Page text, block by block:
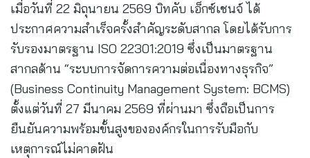
เมื่อวันที่ 22 มิถุนายน 2569 บิทคับ เอ็กซ์เชนจ์ ได้
ประกาศความสำเร็จครั้งสำคัญระดับสากล โดยได้รับการ
รับรองมาตรฐาน ISO 22301:2019 ซึ่งเป็นมาตรฐาน
สากลด้าน “ระบบการจัดการความต่อเนื่องทางธุรกิจ”
(Business Continuity Management System: BCMS)
ตั้งแต่วันที่ 27 มีนาคม 2569 ที่ผ่านมา ซึ่งถือเป็นการ
ยืนยันความพร้อมขั้นสูงขององค์กรในการรับมือกับ
เหตุการณ์ไม่คาดฝัน